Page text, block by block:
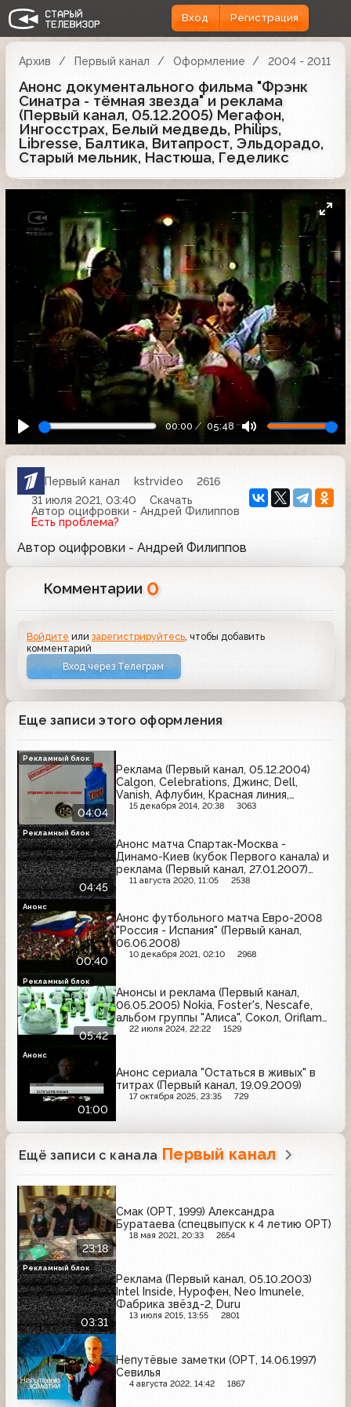
Вход Регистрация
Архив Первый канал Оформление 2004 - 2011
Анонс документального фильма "Фрэнк
Синатра - тёмная звезда" и реклама
(Первый канал, 05.12.2005) Мегафон,
Ингосстрах, Белый медведь, Philips,
Libresse, Балтика, Витапрост, Эльдорадо,
Старый мельник, Настюша, Геделикс
00:00 05:48
Первый канал kstrvideo
2616
31 июля 2021, 03:40
Скачать
Автор оцифровки - Андрей Филиппов
Есть проблема?
Автор оцифровки - Андрей Филиппов
Комментарии 0
Войдите илизарегистрируйтесь, чтобы добавить
комментарий
Вход через Телеграм
Еще записи этого оформления
04:04
Реклама (Первый канал, 05.12.2004)
Calgon, Celebrations, Джинс, Dell,
Vanish, Афлубин, Красная линия,
Snickers, Tiret
15 декабря 2014, 20:38 3063
Рекламный блок
04:45
Анонс матча Спартак-Москва -
Динамо-Киев (кубок Первого канала) и
реклама (Первый канал, 27.01.2007)
Bounty, Ehrmann Экстра, Milka, Мезим,
11 августа 2020, 11:05 2538
Рекламный блок
00:40
Анонс футбольного матча Евро-2008
"Россия - Испания" (Первый канал,
06.06.2008)
10 декабря 2021, 02:10 2968
Анонс
05:42
Анонсы и реклама (Первый канал,
06.05.2005) Nokia, Foster's, Nescafe,
альбом группы "Алиса", Сокол, Oriflame,
Услада, Джинс, Garnier, Orbit, Nestle
22 июля 2024, 22:22 1529
Рекламный блок
01:00
Анонс сериала "Остаться в живых" в
титрах (Первый канал, 19.09.2009)
17 октября 2025, 23:35 729
Анонс
Ещё записи с канала Первый канал
23:18
Смак (ОРТ, 1999) Александра
Буратаева (спецвыпуск к 4 летию ОРТ)
18 мая 2021, 20:33 2654
03:31
Реклама (Первый канал, 05.10.2003)
Intel Inside, Нурофен, Neo Imunele,
Фабрика звёзд-2, Duru
13 июля 2015, 13:55 2801
Рекламный блок
Непутёвые заметки (ОРТ, 14.06.1997)
Севилья
4 августа 2022, 14:42 1867